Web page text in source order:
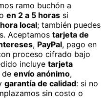
ramo buchón a
en 2 a 5 horas si
local; también puedes
Aceptamos tarjeta de
, PayPal, pago en
proceso cifrado bajo
incluye tarjeta
de envío anónimo,
garantía de calidad: si no
sin costo o